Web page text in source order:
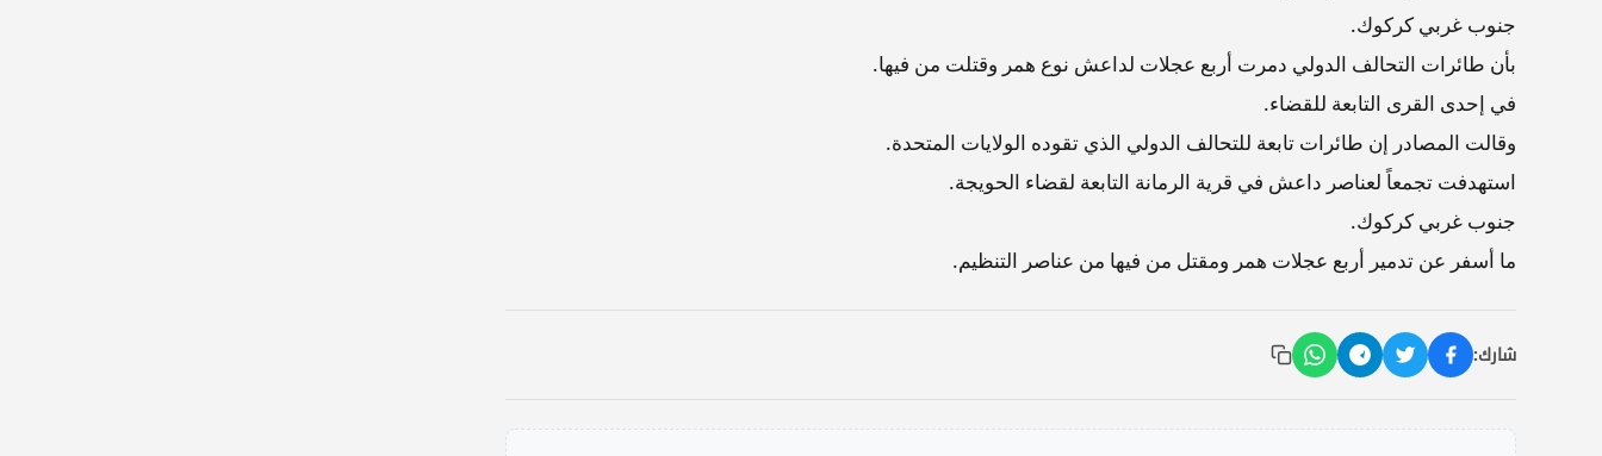
جنوب غربي كركوك.
بأن طائرات التحالف الدولي دمرت أربع عجلات لداعش نوع همر وقتلت من فيها.
في إحدى القرى التابعة للقضاء.
وقالت المصادر إن طائرات تابعة للتحالف الدولي الذي تقوده الولايات المتحدة.
استهدفت تجمعاً لعناصر داعش في قرية الرمانة التابعة لقضاء الحويجة.
جنوب غربي كركوك.
ما أسفر عن تدمير أربع عجلات همر ومقتل من فيها من عناصر التنظيم.
شارك: